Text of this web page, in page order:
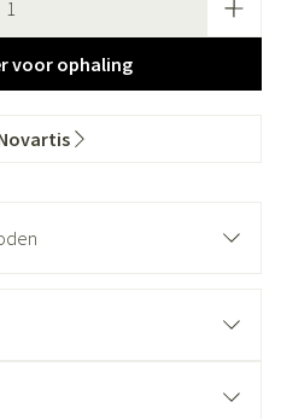
voor ophaling